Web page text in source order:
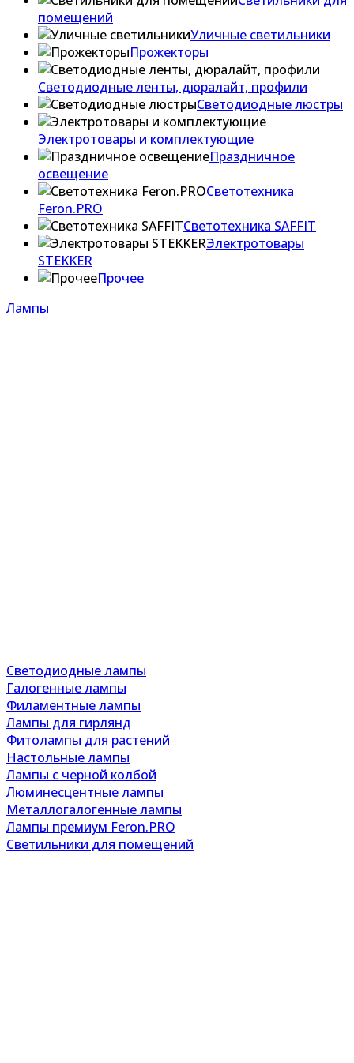
помещений
Уличные светильники
Прожекторы
Светодиодные ленты, дюралайт, профили
Светодиодные люстры
Электротовары и комплектующие
Праздничное
освещение
Светотехника
Feron.PRO
Светотехника SAFFIT
Электротовары
STEKKER
Прочее
Лампы
Светодиодные лампы
Галогенные лампы
Филаментные лампы
Лампы для гирлянд
Фитолампы для растений
Настольные лампы
Лампы с черной колбой
Люминесцентные лампы
Металлогалогенные лампы
Лампы премиум Feron.PRO
Светильники для помещений